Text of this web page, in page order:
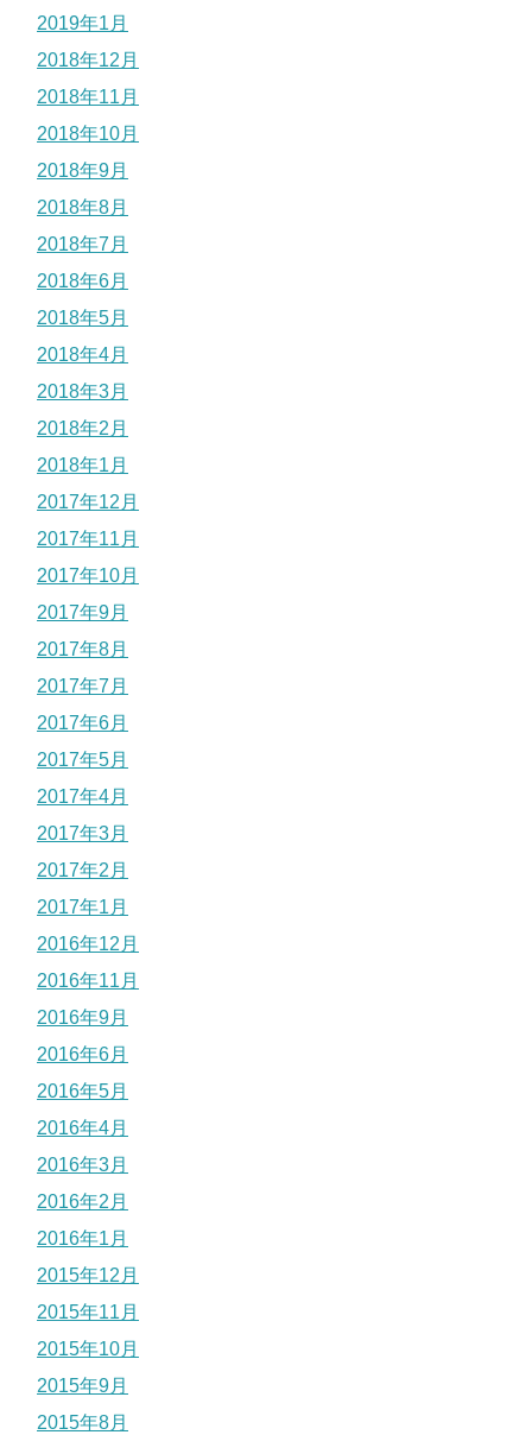
2019年1月
2018年12月
2018年11月
2018年10月
2018年9月
2018年8月
2018年7月
2018年6月
2018年5月
2018年4月
2018年3月
2018年2月
2018年1月
2017年12月
2017年11月
2017年10月
2017年9月
2017年8月
2017年7月
2017年6月
2017年5月
2017年4月
2017年3月
2017年2月
2017年1月
2016年12月
2016年11月
2016年9月
2016年6月
2016年5月
2016年4月
2016年3月
2016年2月
2016年1月
2015年12月
2015年11月
2015年10月
2015年9月
2015年8月